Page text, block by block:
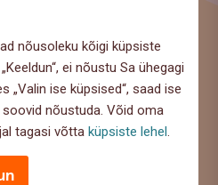
nõusoleku kõigi küpsiste
ei nõustu Sa ühegagi
„Valin ise küpsised“, saad ise
nõustuda. Võid oma
tagasi võttaküpsiste lehel
pakume lugejaile huvitavat
et saaksite teha kaalutud
Ootame väga teie